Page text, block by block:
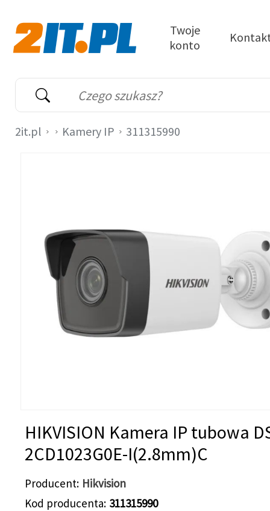
Wyszukiwarka
Słowo kluczowe
Twoje
konto
2it.pl Kamery IP 311315990
HIKVISION Kamera IP tubowa
2CD1023G0E-I(2.8mm)C
Producent Hikvision
Kod producenta 311315990